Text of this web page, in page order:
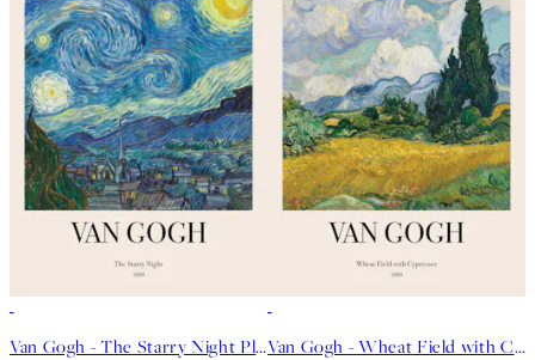
Van Gogh - The Starry Night Plakat Van Gogh - Wheat Field with Cypresses Plakat